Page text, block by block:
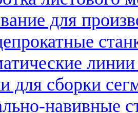
для
линии
для сборки
навивные